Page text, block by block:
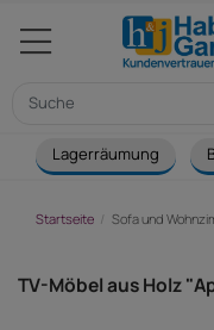
Lagerräumung
Startseite Sofa und
TV-Möbel aus Holz